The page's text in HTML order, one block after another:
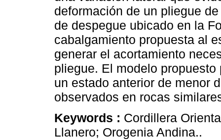
deformación de un pliegue
de despegue ubicado en la
cabalgamiento propuesta al
generar el acortamiento
pliegue. El modelo
un estado anterior de menor
observados en rocas
Keywords : Cordillera
Llanero; Orogenia Andina..